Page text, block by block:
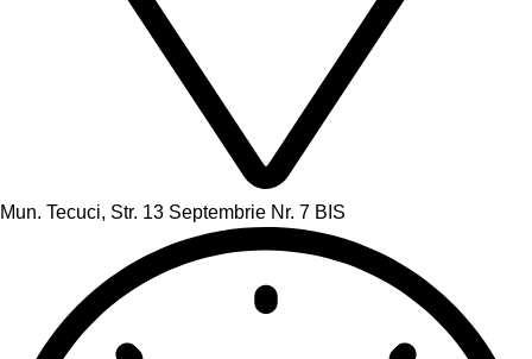
Mun. Tecuci, Str. 13 Septembrie Nr. 7 BIS